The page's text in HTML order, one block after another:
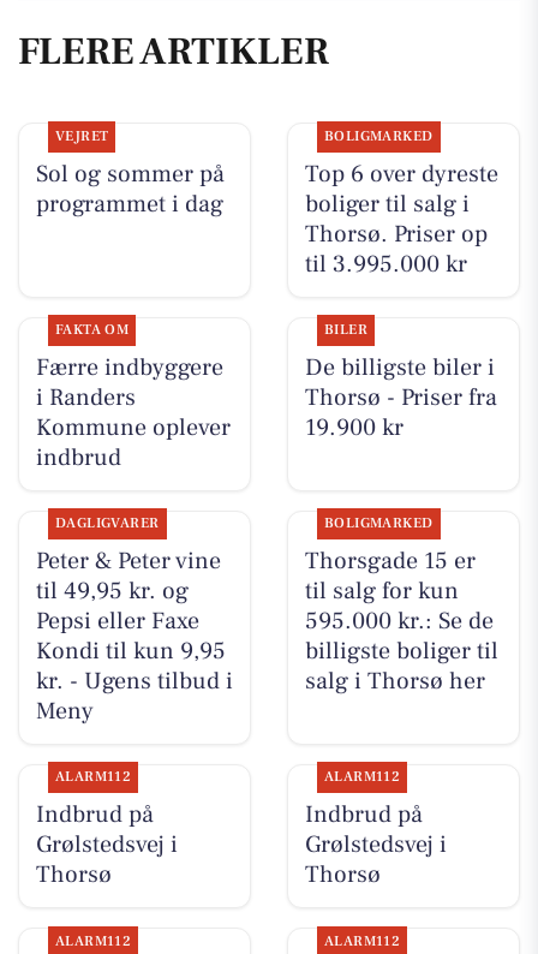
FLERE ARTIKLER
VEJRET
Sol og sommer på
programmet i dag
BOLIGMARKED
Top 6 over dyreste
boliger til salg i
Thorsø. Priser op
til 3.995.000 kr
FAKTA OM
Færre indbyggere
i Randers
Kommune oplever
indbrud
BILER
De billigste biler i
Thorsø - Priser fra
19.900 kr
DAGLIGVARER
Peter & Peter vine
til 49,95 kr. og
Pepsi eller Faxe
Kondi til kun 9,95
kr. - Ugens tilbud i
Meny
BOLIGMARKED
Thorsgade 15 er
til salg for kun
595.000 kr.: Se de
billigste boliger til
salg i Thorsø her
ALARM112
Indbrud på
Grølstedsvej i
Thorsø
ALARM112
Indbrud på
Grølstedsvej i
Thorsø
ALARM112 ALARM112